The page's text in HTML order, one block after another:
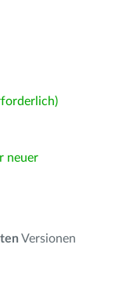
neuer
Versionen